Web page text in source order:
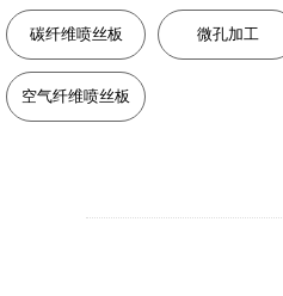
碳纤维喷丝板 微孔加工
空气纤维喷丝板